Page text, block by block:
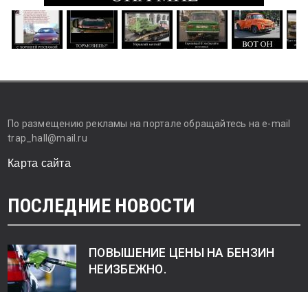
По размещению рекламы на портале обращайтесь на e-mail
trap_hall@mail.ru
Карта сайта
ПОСЛЕДНИЕ НОВОСТИ
ПОВЫШЕНИЕ ЦЕНЫ НА БЕНЗИН
НЕИЗБЕЖНО.